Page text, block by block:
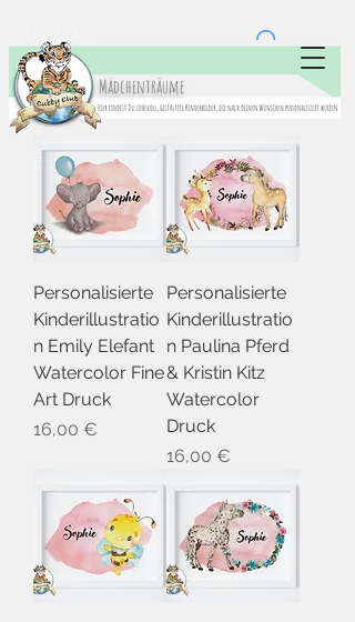
Eickert
Personalisierte
Kinderillustratio
n Emily Elefant
Watercolor Fine
Art Druck
Preis
16,00 €
Personalisierte
Kinderillustratio
n Paulina Pferd
& Kristin Kitz
Watercolor
Druck
Preis
16,00 €
Mädchenträume